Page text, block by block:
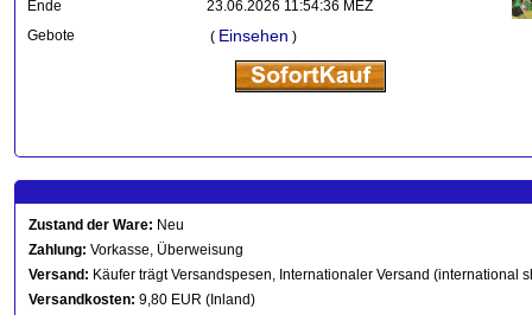
Ende
23.06.2026 11:54:36 MEZ
Gebote
( Einsehen )
Zustand der Ware: Neu
Zahlung: Vorkasse, Überweisung
Versand: Käufer trägt Versandspesen, Internationaler Versand (international
Versandkosten: 9,80 EUR (Inland)